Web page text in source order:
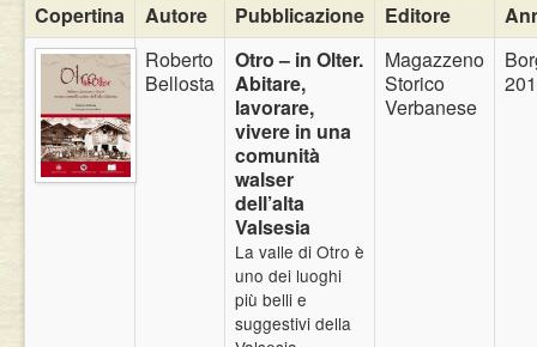
Carlo Alessandro Pisoni
Associazione
Pubblicazioni
Eventi
Copertina Autore Pubblicazione Editore
Roberto
Bellosta
Otro – in Olter.
Abitare,
lavorare,
vivere in una
comunità
walser
dell’alta
Valsesia
La valle di Otro è
uno dei luoghi
più belli e
suggestivi della
Magazzeno
Storico
Verbanese